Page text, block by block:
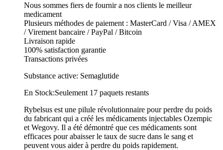
Nous sommes fiers de fournir a nos clients le meilleur
medicament
Plusieurs méthodes de paiement : MasterCard / Visa / AMEX
/ Virement bancaire / PayPal / Bitcoin
Livraison rapide
100% satisfaction garantie
Transactions privées
Substance active: Semaglutide
En Stock:Seulement 17 paquets restants
Rybelsus est une pilule révolutionnaire pour perdre du poids
du fabricant qui a créé les médicaments injectables Ozempic
et Wegovy. Il a été démontré que ces médicaments sont
efficaces pour abaisser le taux de sucre dans le sang et
peuvent vous aider à perdre du poids rapidement.